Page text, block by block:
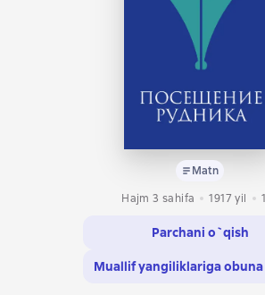
Matn
Hajm 3 sahifa
1917 yil
Parchani o`qish
Muallif yangiliklariga obuna